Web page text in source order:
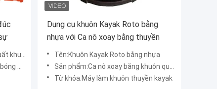
đá xoay
Lớp phủ
Dụng cụ khuôn Kayak Roto bằng
nhựa với Ca nô xoay bằng thuyền
Tên:Khuôn Kayak Roto bằng nhựa
Sản phẩm:Ca nô xoay bằng khuôn quay thuyền
Từ khóa:Máy làm khuôn thuyền kayak